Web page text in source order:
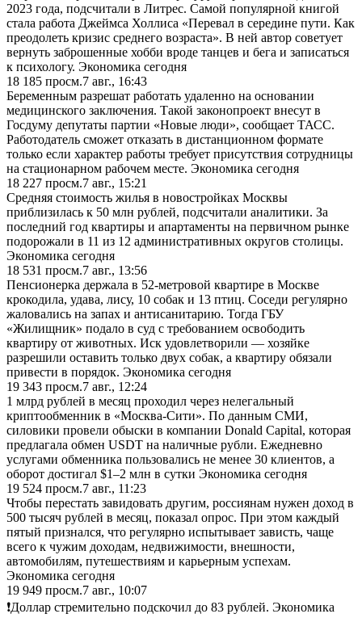
2023 года, подсчитали в Литрес. Самой популярной книгой
стала работа Джеймса Холлиса «Перевал в середине пути. Как
преодолеть кризис среднего возраста». В ней автор советует
вернуть заброшенные хобби вроде танцев и бега и записаться
к психологу. Экономика сегодня
18 185 просм.7 авг., 16:43
Беременным разрешат работать удаленно на основании
медицинского заключения. Такой законопроект внесут в
Госдуму депутаты партии «Новые люди», сообщает ТАСС.
Работодатель сможет отказать в дистанционном формате
только если характер работы требует присутствия сотрудницы
на стационарном рабочем месте. Экономика сегодня
18 227 просм.7 авг., 15:21
Средняя стоимость жилья в новостройках Москвы
приблизилась к 50 млн рублей, подсчитали аналитики. За
последний год квартиры и апартаменты на первичном рынке
подорожали в 11 из 12 административных округов столицы.
Экономика сегодня
18 531 просм.7 авг., 13:56
Пенсионерка держала в 52-метровой квартире в Москве
крокодила, удава, лису, 10 собак и 13 птиц. Соседи регулярно
жаловались на запах и антисанитарию. Тогда ГБУ
«Жилищник» подало в суд с требованием освободить
квартиру от животных. Иск удовлетворили — хозяйке
разрешили оставить только двух собак, а квартиру обязали
привести в порядок. Экономика сегодня
19 343 просм.7 авг., 12:24
1 млрд рублей в месяц проходил через нелегальный
криптообменник в «Москва-Сити». По данным СМИ,
силовики провели обыски в компании Donald Capital, которая
предлагала обмен USDT на наличные рубли. Ежедневно
услугами обменника пользовались не менее 30 клиентов, а
оборот достигал $1–2 млн в сутки Экономика сегодня
19 524 просм.7 авг., 11:23
Чтобы перестать завидовать другим, россиянам нужен доход в
500 тысяч рублей в месяц, показал опрос. При этом каждый
пятый признался, что регулярно испытывает зависть, чаще
всего к чужим доходам, недвижимости, внешности,
автомобилям, путешествиям и карьерным успехам.
Экономика сегодня
19 949 просм.7 авг., 10:07
❗️Доллар стремительно подскочил до 83 рублей. Экономика